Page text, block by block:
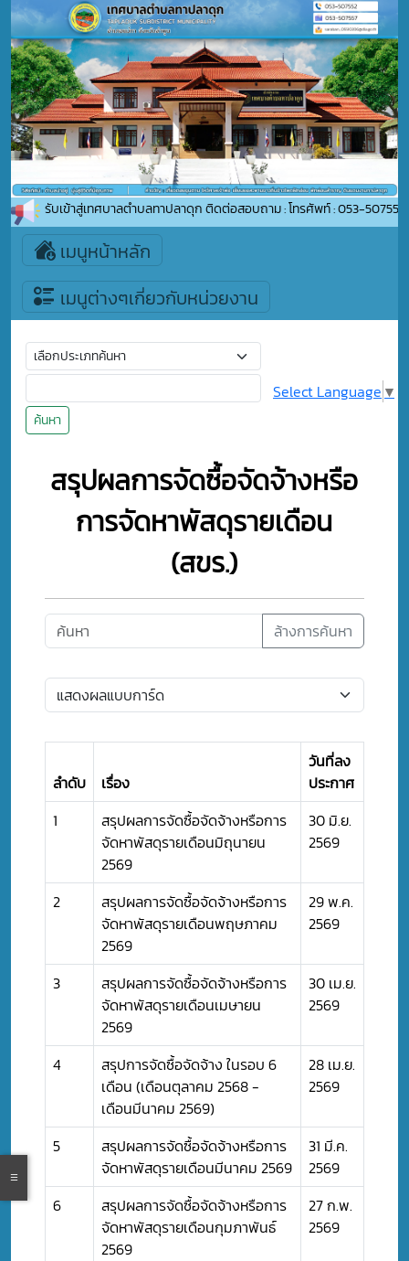
ต้อนรับเข้าสู่เทศบาลตำบลทาปลาดุก ติดต่อสอบถาม : โทรศัพท์ : 053-507552 อีเ
เมนูหน้าหลัก
เมนูต่างๆเกี่ยวกับหน่วยงาน
ค้นหา
Select Language ▼
สรุปผลการจัดซื้อจัดจ้างหรือ
การจัดหาพัสดุรายเดือน
(สขร.)
ล้างการค้นหา
ลำดับ เรื่อง
วันที่ลง
ประกาศ
1
สรุปผลการจัดซื้อจัดจ้างหรือการ
จัดหาพัสดุรายเดือนมิถุนายน
2569
30 มิ.ย.
2569
2
สรุปผลการจัดซื้อจัดจ้างหรือการ
จัดหาพัสดุรายเดือนพฤษภาคม
2569
29 พ.ค.
2569
3
สรุปผลการจัดซื้อจัดจ้างหรือการ
จัดหาพัสดุรายเดือนเมษายน
2569
30 เม.ย.
2569
4
สรุปการจัดซื้อจัดจ้าง ในรอบ 6
เดือน (เดือนตุลาคม 2568 -
เดือนมีนาคม 2569)
28 เม.ย.
2569
5
สรุปผลการจัดซื้อจัดจ้างหรือการ
จัดหาพัสดุรายเดือนมีนาคม 2569
31 มี.ค.
2569
6
สรุปผลการจัดซื้อจัดจ้างหรือการ
จัดหาพัสดุรายเดือนกุมภาพันธ์
2569
27 ก.พ.
2569